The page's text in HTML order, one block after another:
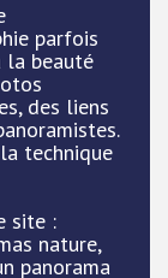
parfois
la beauté
des liens
technique
site :
nature,
panorama